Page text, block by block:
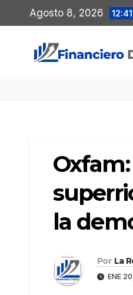
al
contenido
Agosto 8, 2026
la
Por La
ENE